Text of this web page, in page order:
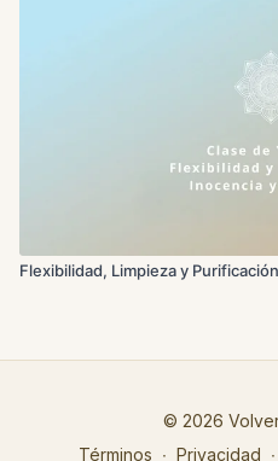
Flexibilidad, Limpieza y
© 2026
Términos ∙ Privacidad ∙